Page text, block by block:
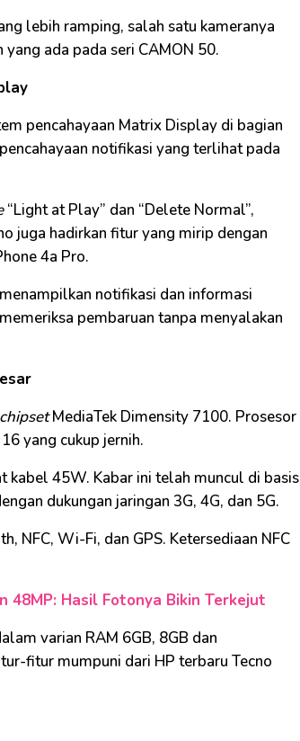
lebih ramping, salah satu kameranya
ada pada seri CAMON 50.
pencahayaan Matrix Display di bagian
notifikasi yang terlihat pada
“Light at Play” dan “Delete Normal”,
juga hadirkan fitur yang mirip dengan
4a Pro.
notifikasi dan informasi
pembaruan tanpa menyalakan
chipsetMediaTek Dimensity 7100. Prosesor
yang cukup jernih.
kabel 45W. Kabar ini telah muncul di basis
dukungan jaringan 3G, 4G, dan 5G.
NFC, Wi-Fi, dan GPS. Ketersediaan NFC
48MP: Hasil Fotonya Bikin Terkejut
varian RAM 6GB, 8GB dan
fitur mumpuni dari HP terbaru Tecno